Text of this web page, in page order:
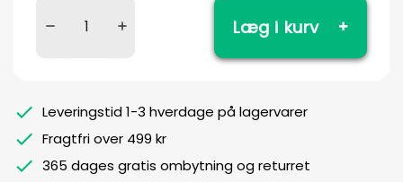
Læg i kurv
Leveringstid 1-3 hverdage på lagervarer
Fragtfri over 499 kr
365 dages gratis ombytning og returret